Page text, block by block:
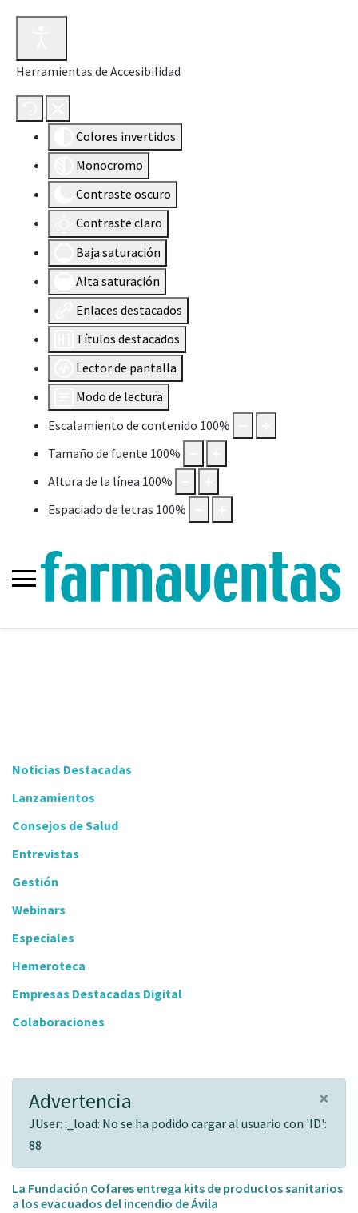
Herramientas de Accesibilidad
Colores invertidos
Monocromo
Contraste oscuro
Contraste claro
Baja saturación
Alta saturación
Enlaces destacados
Títulos destacados
Lector de pantalla
Modo de lectura
Escalamiento de contenido 100%
Tamaño de fuente 100%
Altura de la línea 100%
Espaciado de letras 100%
Noticias Destacadas
Lanzamientos
Consejos de Salud
Entrevistas
Gestión
Webinars
Especiales
Hemeroteca
Empresas Destacadas Digital
Colaboraciones
×
Advertencia
JUser: :_load: No se ha podido cargar al usuario con 'ID':
88
La Fundación Cofares entrega kits de productos sanitarios
a los evacuados del incendio de Ávila